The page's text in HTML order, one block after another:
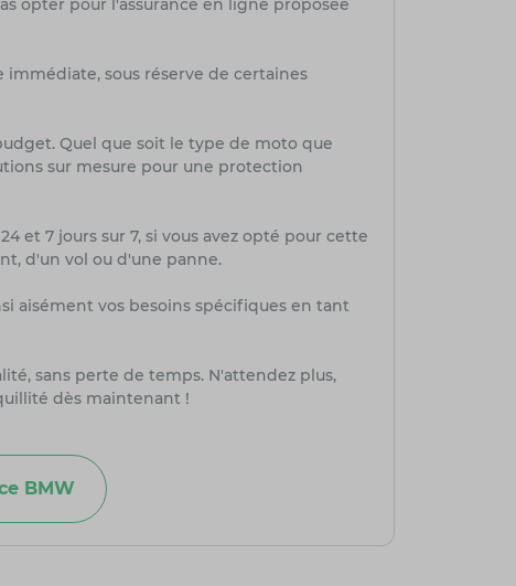
opter pour l'assurance en ligne proposée
sous réserve de certaines
Quel que soit le type de moto que
sur mesure pour une protection
et 7 jours sur 7, si vous avez opté pour cette
d'un vol ou d'une panne.
aisément vos besoins spécifiques en tant
sans perte de temps. N'attendez plus,
dès maintenant !
BMW